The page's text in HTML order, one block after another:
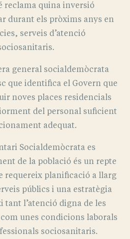
reclama quina inversió
durant els pròxims anys en
serveis d’atenció
general socialdemòcrata
que identifica el Govern que
noves places residencials
del personal suficient
adequat.
Socialdemòcrata es
de la població és un repte
requereix planificació a llarg
públics i una estratègia
l’atenció digna de les
unes condicions laborals
sociosanitaris.